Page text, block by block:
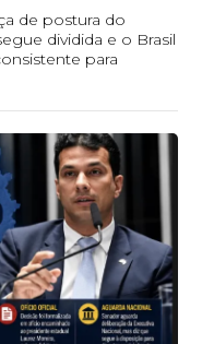
de postura do
dividida e o Brasil
para